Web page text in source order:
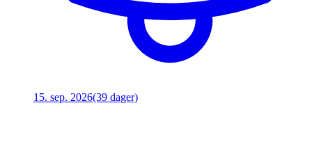
15. sep. 2026(39 dager)